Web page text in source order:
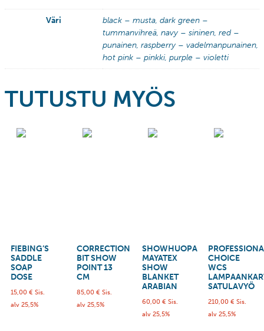
Väri
black – musta, dark green –
tummanvihreä, navy – sininen, red –
punainen, raspberry – vadelmanpunainen,
hot pink – pinkki, purple – violetti
TUTUSTU MYÖS
FIEBING’S
SADDLE
SOAP
DOSE
15,00 € Sis.
alv 25,5%
CORRECTION
BIT SHOW
POINT 13
CM
85,00 € Sis.
alv 25,5%
SHOWHUOPA
MAYATEX
SHOW
BLANKET
ARABIAN
60,00€ Sis.
alv 25,5%
CHOICE
WCS
SATULAVYÖ
210,00 € Sis.
alv 25,5%